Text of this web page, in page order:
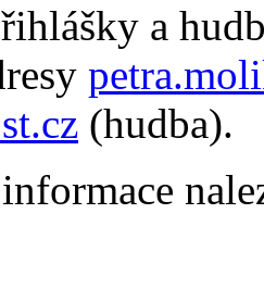
a
(hudba).